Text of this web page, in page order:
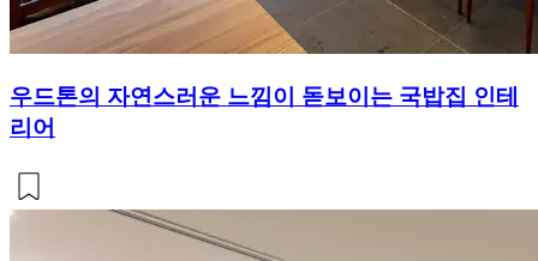
우드톤의 자연스러운 느낌이 돋보이는 국밥집 인테
리어